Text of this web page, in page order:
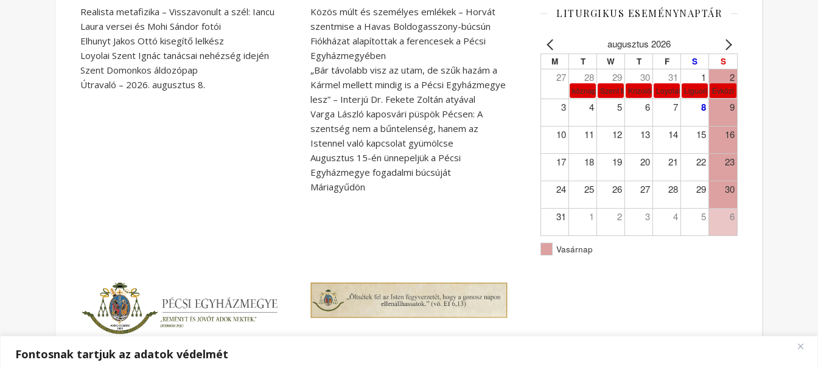
Fontosnak tartjuk az adatok védelmét
Realista metafizika – Visszavonult a szél: Iancu
Laura versei és Mohi Sándor fotói
Elhunyt Jakos Ottó kisegítő lelkész
Loyolai Szent Ignác tanácsai nehézség idején
Szent Domonkos áldozópap
Útravaló – 2026. augusztus 8.
Közös múlt és személyes emlékek – Horvát
szentmise a Havas Boldogasszony-búcsún
Fiókházat alapítottak a ferencesek a Pécsi
Egyházmegyében
„Bár távolabb visz az utam, de szűk hazám a
Kármel mellett mindig is a Pécsi Egyházmegye
lesz” – Interjú Dr. Fekete Zoltán atyával
Varga László kaposvári püspök Pécsen: A
szentség nem a bűntelenség, hanem az
Istennel való kapcsolat gyümölcse
Augusztus 15-én ünnepeljük a Pécsi
Egyházmegye fogadalmi búcsúját
Máriagyűdön
LITURGIKUS ESEMÉNYNAPTÁR
augusztus 2026
M T W T F S S
27 28 29 30 31 1 2
köznap Szent Márta, Mária és Lázár
Krizológ Szent Péter
Loyolai Szent Ignác
Liguori Szent Alfonz pk-et.
Évközi 18. vasárnap
3 4 5 6 7 8 9
10 11 12 13 14 15 16
17 18 19 20 21 22 23
24 25 26 27 28 29 30
31 1 2 3 4 5 6
Vasárnap